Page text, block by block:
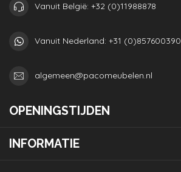
Vanuit België: +32 (0)11988878
Vanuit Nederland: +31 (0)857600390
algemeen@pacomeubelen.nl
OPENINGSTIJDEN
INFORMATIE